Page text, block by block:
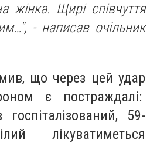
жінка. Щирі співчуття
- написав очільник
що через цей удар
є постраждалі:
59-
лікуватиметься